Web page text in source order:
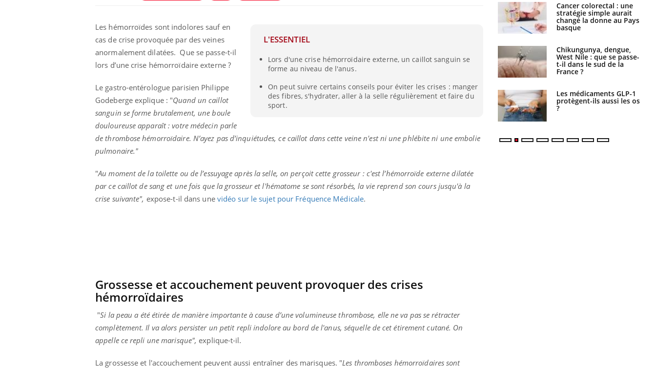
L'ESSENTIEL
Lors d'une crise hémorroïdaire externe, un caillot sanguin se
forme au niveau de l'anus.
On peut suivre certains conseils pour éviter les crises : manger
des fibres, s'hydrater, aller à la selle régulièrement et faire du
sport.
Les hémorroïdes sont indolores sauf en
cas de crise provoquée par des veines
anormalement dilatées. Que se passe-t-il
lors d’une crise hémorroïdaire externe ?
Le gastro-entérologue parisien Philippe
Godeberge explique : "Quand un caillot
sanguin se forme brutalement, une boule
douloureuse apparaît : votre médecin parle
de thrombose hémorroïdaire. N’ayez pas d’inquiétudes, ce caillot dans cette veine n'est ni une phlébite ni une embolie
pulmonaire."
"Au moment de la toilette ou de l’essuyage après la selle, on perçoit cette grosseur : c'est l’hémorroïde externe dilatée
par ce caillot de sang et une fois que la grosseur et l'hématome se sont résorbés, la vie reprend son cours jusqu'à la
crise suivante", expose-t-il dans une vidéo sur le sujet pour Fréquence Médicale.
Grossesse et accouchement peuvent provoquer des crises
hémorroïdaires
"Si la peau a été étirée de manière importante à cause d’une volumineuse thrombose, elle ne va pas se rétracter
complètement. Il va alors persister un petit repli indolore au bord de l'anus, séquelle de cet étirement cutané. On
appelle ce repli une marisque", explique-t-il.
La grossesse et l'accouchement peuvent aussi entraîner des marisques. "Les thromboses hémorroïdaires sont
écrans en vacances ?
Toujours connectés :
comment le travail
Cancer colorectal : une
stratégie simple aurait
changé la donne au Pays
basque
Chikungunya, dengue,
West Nile : que se passe-
t-il dans le sud de la
France ?
Les médicaments GLP-1
protègent-ils aussi les os
?